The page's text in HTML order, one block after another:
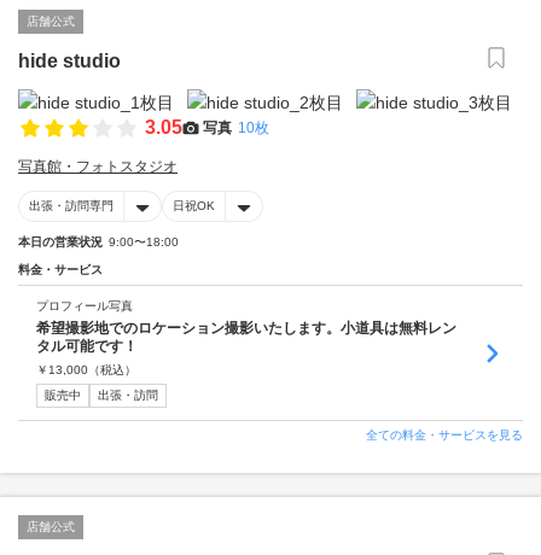
店舗公式
hide studio
3.05 写真 10枚
写真館・フォトスタジオ
出張・訪問専門 日祝OK
本日の営業状況 9:00〜18:00
料金・サービス
プロフィール写真
希望撮影地でのロケーション撮影いたします。小道具は無料レン
タル可能です！
￥ 13,000 （税込）
販売中
出張・訪問
全ての料金・サービスを見る
店舗公式